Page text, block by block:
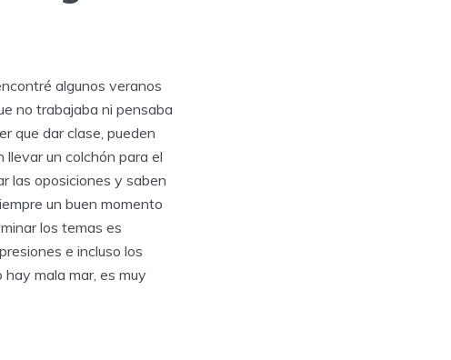
algunos veranos
no trabajaba ni pensaba
que dar clase, pueden
un colchón para el
las oposiciones y saben
un buen momento
los temas es
e incluso los
mala mar, es muy